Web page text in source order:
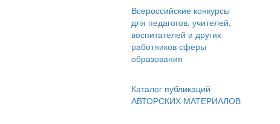
Всероссийские конкурсы
для педагогов, учителей,
воспитателей и других
работников сферы
образования
Каталог публикаций
АВТОРСКИХ МАТЕРИАЛОВ